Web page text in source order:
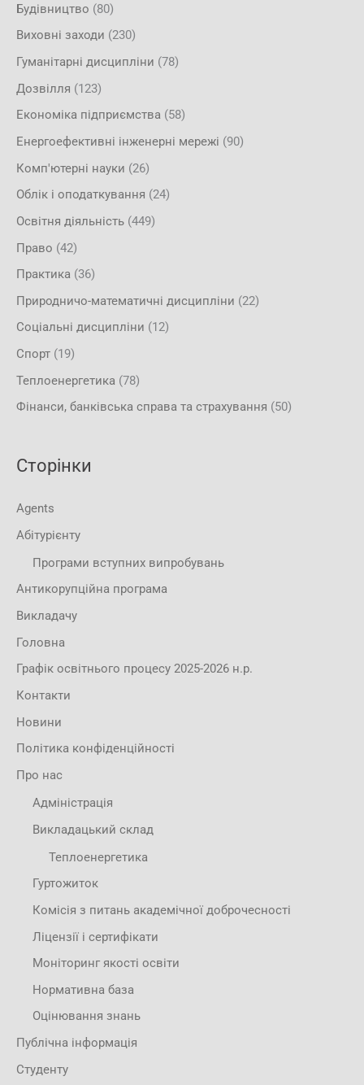
Будівництво (80)
Виховні заходи (230)
Гуманітарні дисципліни (78)
Дозвілля (123)
Економіка підприємства (58)
Енергоефективні інженерні мережі (90)
Комп'ютерні науки (26)
Облік і оподаткування (24)
Освітня діяльність (449)
Право (42)
Практика (36)
Природничо-математичні дисципліни (22)
Соціальні дисципліни (12)
Спорт (19)
Теплоенергетика (78)
Фінанси, банківська справа та страхування (50)
Сторінки
Agents
Абітурієнту
Програми вступних випробувань
Антикорупційна програма
Викладачу
Головна
Графік освітнього процесу 2025-2026 н.р.
Контакти
Новини
Політика конфіденційності
Про нас
Адміністрація
Викладацький склад
Теплоенергетика
Гуртожиток
Комісія з питань академічної доброчесності
Ліцензії і сертифікати
Моніторинг якості освіти
Нормативна база
Оцінювання знань
Публічна інформація
Студенту